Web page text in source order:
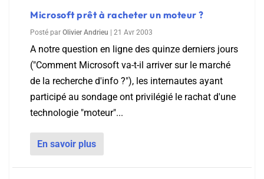
Microsoft prêt à racheter un moteur ?
Posté par Olivier Andrieu 21 Avr 2003
A notre question en ligne des quinze derniers jours
("Comment Microsoft va-t-il arriver sur le marché
de la recherche d'info ?"), les internautes ayant
participé au sondage ont privilégié le rachat d'une
technologie "moteur"...
En savoir plus